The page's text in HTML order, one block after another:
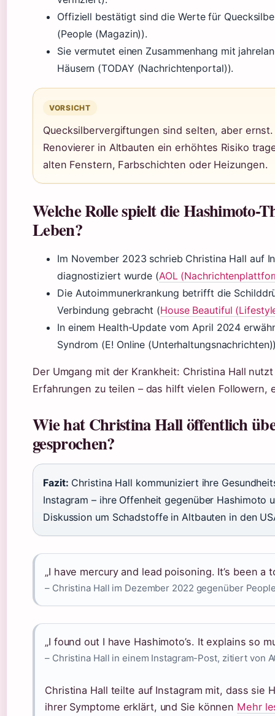
Offiziell bestätigt sind die Werte für
(People (Magazin)).
Sie vermutet einen Zusammenhang mit
Häusern (TODAY (Nachrichtenportal)).
VORSICHT
Quecksilbervergiftungen sind selten, aber
Renovierer in Altbauten ein erhöhtes Risiko
alten Fenstern, Farbschichten oder Heizungen.
Welche Rolle spielt die Hashimoto-
Leben?
Im November 2023 schrieb Christina Hall auf
diagnostiziert wurde (AOL
Die Autoimmunerkrankung betrifft die
Verbindung gebracht (House Beautiful
In einem Health-Update vom April 2024
Syndrom (E! Online
Der Umgang mit der Krankheit: Christina Hall
Erfahrungen zu teilen – das hilft vielen Followern,
Wie hat Christina Hall öffentlich
gesprochen?
Fazit: Christina Hall kommuniziert ihre
Instagram – ihre Offenheit gegenüber Hashimoto
Diskussion um Schadstoffe in Altbauten in den
„I have mercury and lead poisoning. It’s been a
– Christina Hall im Dezember 2022 gegenüber
„I found out I have Hashimoto’s. It explains so
– Christina Hall in einem Instagram-Post, zitiert von
Christina Hall teilte auf Instagram mit, dass sie
ihrer Symptome erklärt, und Sie können Mehr